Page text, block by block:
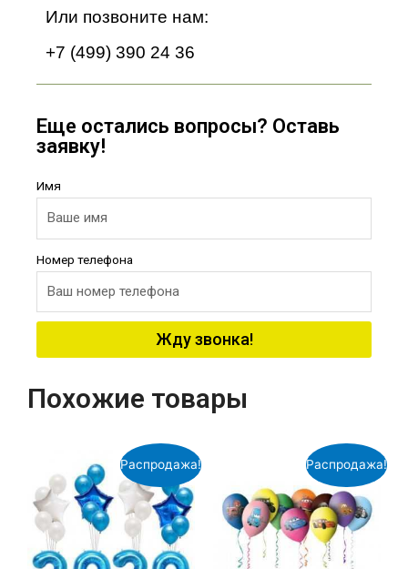
Или позвоните нам:
+7 (499) 390 24 36
Еще остались вопросы? Оставь
заявку!
Имя
Номер телефона
Жду звонка!
Похожие товары
Распродажа! Распродажа!